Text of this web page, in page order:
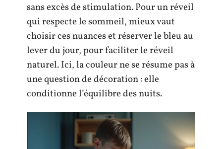
sans excès de stimulation. Pour un réveil
qui respecte le sommeil, mieux vaut
choisir ces nuances et réserver le bleu au
lever du jour, pour faciliter le réveil
naturel. Ici, la couleur ne se résume pas à
une question de décoration : elle
conditionne l’équilibre des nuits.